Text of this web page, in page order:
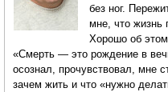
без ног.
мне, что жизнь
Хорошо об этом
«Смерть — это рождение в
осознал, прочувствовал, мне
зачем жить и что «нужно